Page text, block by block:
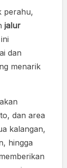
perahu,
jalur
dan
menarik
dan area
kalangan,
hingga